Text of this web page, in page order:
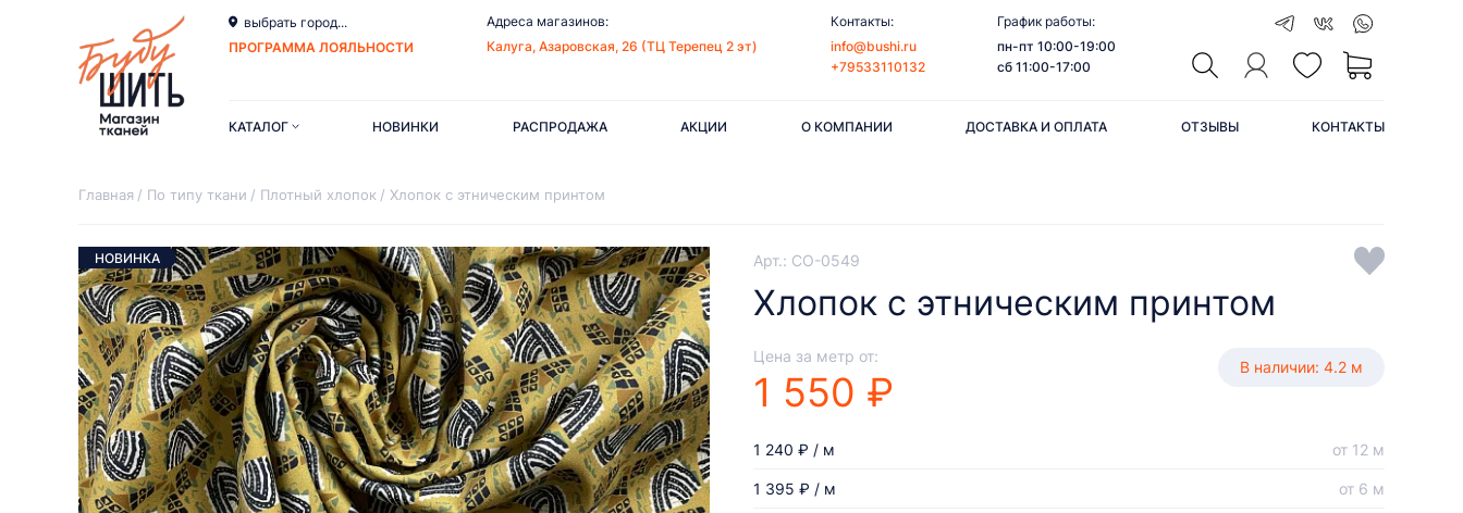
выбрать город...
ПРОГРАММА ЛОЯЛЬНОСТИ
Адреса магазинов:
Калуга, Азаровская, 26 (ТЦ Терепец 2 эт)
Контакты:
info@bushi.ru
+79533110132
График работы:
пн-пт 10:00-19:00
сб 11:00-17:00
КАТАЛОГ НОВИНКИ РАСПРОДАЖА АКЦИИ О КОМПАНИИ ДОСТАВКА И ОПЛАТА ОТЗЫВЫ КОНТАКТЫ
Главная По типу ткани Плотный хлопок Хлопок с этническим принтом
Арт.: CO-0549
Хлопок с этническим принтом
Цена за метр от:
1 550 ₽
В наличии: 4.2 м
1 395 ₽ / м от 6 м
1 240 ₽ / м от 12 м
НОВИНКА